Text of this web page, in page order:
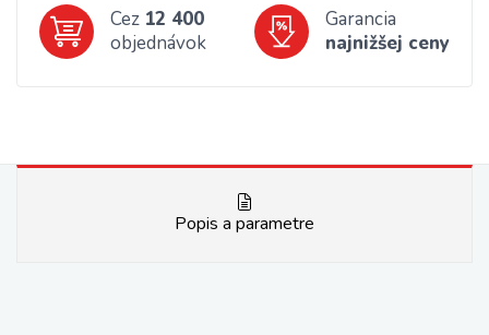
Cez 12 400
objednávok
Garancia
najnižšej ceny
Popis a parametre